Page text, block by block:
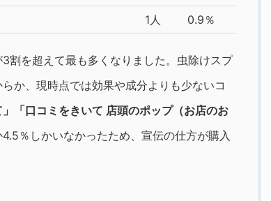
1人
0.9％
3割を超えて最も多くなりました。虫除けスプ
か、現時点では効果や成分よりも少ないコ
」「口コミをきいて 店頭のポップ（お店のお
％しかいなかったため、宣伝の仕方が購入